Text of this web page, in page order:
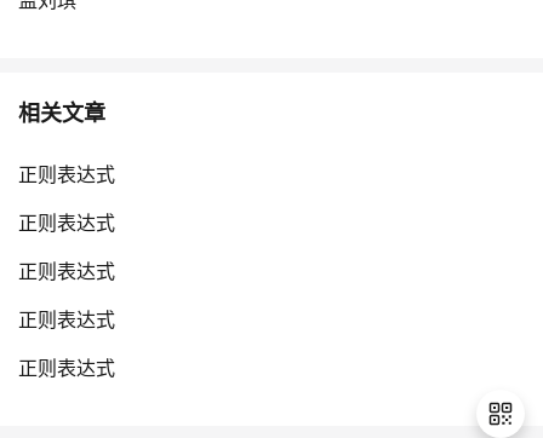
相关文章
正则表达式
正则表达式
正则表达式
正则表达式
正则表达式